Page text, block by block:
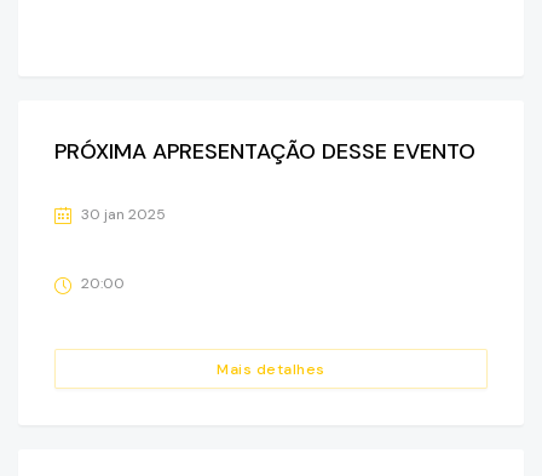
PRÓXIMA APRESENTAÇÃO DESSE EVENTO
Mais detalhes
30 jan 2025
20:00